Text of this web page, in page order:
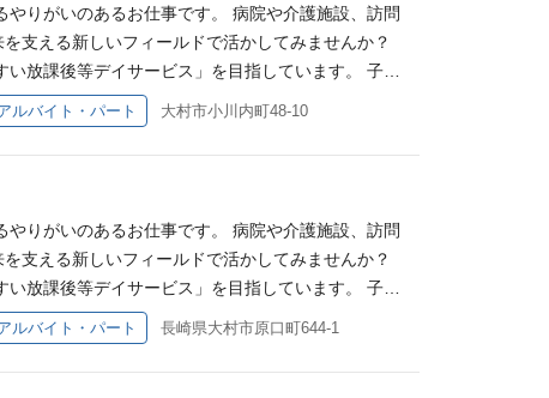
管理責任者や専門職を含めてチームで共有しなが
・事前相談 大歓迎！／ 「どんな雰囲気なんだろ
で不安…」 「自分にもできるか見てみたい」 そん
の雰囲気、1日の流れなどを見てから応募を検討い
対象に、放課後や長期休暇中の支援を行いま
ど、一人ひとりの特性に合わせた支援・指導を行
増やしていく、やりがいのある仕事です。 必須条
こと こんな方、お待ちしています！ ・児童指導
い方 ・子どもの成長に喜びを感じたい方 ・保護
方 ・ITの取り組みに興味がある方
性をどのように活かせるか不安」 という気持ちを
躍しており、定期的にリハビリ職同士のミーティ
方法 ・日常生活動作への支援 ・評価や支援の考
で悩みを抱え込むことなく、専門職同士で学び合
雰囲気なんだろう？」 「子ども分野は未経験だけ
みたい」 そんな方も、まずは見学だけでOKです
ら応募を検討いただけます。 見学時には仕事内容
デイサービスでは、6歳～18歳までの障がいのある
援を行います。 学習（宿題）、身辺自立、コミュ
・指導を行っています。 子どもたちの成長を長期
す。 必須条件 ①普通自動車運転免許をお持ちの方
参加支援 ・保護者や他職種との情報共有 などを行
で行ってきた評価や関わりの視点を活かしなが
の仕事の魅力です。 【60代以上の方歓迎！！】
あるお仕事です。 病院や介護施設、訪問リハビリ
児童福祉分野未経験からのスタートでした。 「子
性をどのように活かせるか不安」 という気持ちを
躍しており、定期的にリハビリ職同士のミーティ
方法 ・日常生活動作への支援 ・評価や支援の考
で悩みを抱え込むことなく、専門職同士で学び合
雰囲気なんだろう？」 「子ども分野は未経験だけ
みたい」 そんな方も、まずは見学だけでOKです
りがいのあるお仕事です。 病院や介護施設、訪問
支える新しいフィールドで活かしてみませんか？
放課後等デイサービス」を目指しています。 子育
づくりを大切にしており、週2日～（扶養内勤務）
びや活動を通じた発達支援 ・日常生活動作（食
画・補助 ・外出レクリエーションの引率 ・保護
験を活かせます】 作業療法士として培ってきた知
参加支援 ・保護者や他職種との情報共有 などを行
で行ってきた評価や関わりの視点を活かしなが
の仕事の魅力です。 【60代以上の方歓迎！！】
あるお仕事です。 病院や介護施設、訪問リハビリ
ルバイト・パート 大村市小川内町48-10
りがいのあるお仕事です。 病院や介護施設、訪問
支える新しいフィールドで活かしてみませんか？
放課後等デイサービス」を目指しています。 子育
づくりを大切にしており、週2日～（扶養内勤務）
びや活動を通じた発達支援 ・日常生活動作（食
画・補助 ・外出レクリエーションの引率 ・保護
ルバイト・パート 長崎県大村市原口町644-1